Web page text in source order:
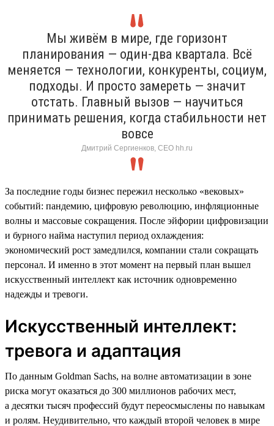
Мы живём в мире, где горизонт
планирования — один-два квартала. Всё
меняется — технологии, конкуренты, социум,
подходы. И просто замереть — значит
отстать. Главный вызов — научиться
принимать решения, когда стабильности нет
вовсе
Дмитрий Сергиенков, CEO hh.ru
За последние годы бизнес пережил несколько «вековых»
событий: пандемию, цифровую революцию, инфляционные
волны и массовые сокращения. После эйфории цифровизации
и бурного найма наступил период охлаждения:
экономический рост замедлился, компании стали сокращать
персонал. И именно в этот момент на первый план вышел
искусственный интеллект как источник одновременно
надежды и тревоги.
Искусственный интеллект:
тревога и адаптация
По данным Goldman Sachs, на волне автоматизации в зоне
риска могут оказаться до 300 миллионов рабочих мест,
а десятки тысяч профессий будут переосмыслены по навыкам
и ролям. Неудивительно, что каждый второй человек в мире